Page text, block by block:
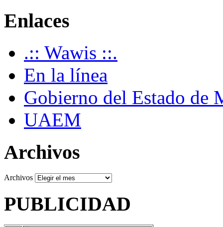
Enlaces
.:: Wawis ::.
En la línea
Gobierno del Estado de
UAEM
Archivos
Archivos
PUBLICIDAD